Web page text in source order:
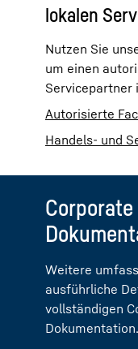
lokalen
Nutzen Sie
um einen
Servicepartner
Autorisierte
Handels- und
Weitere
ausführliche
vollständigen
Dokumentation.